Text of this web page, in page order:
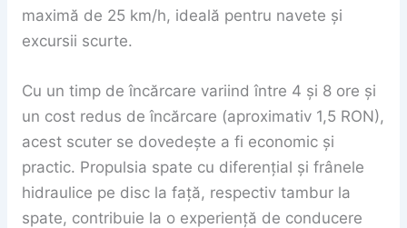
maximă de 25 km/h, ideală pentru navete și
excursii scurte.
Cu un timp de încărcare variind între 4 și 8 ore și
un cost redus de încărcare (aproximativ 1,5 RON),
acest scuter se dovedește a fi economic și
practic. Propulsia spate cu diferențial și frânele
hidraulice pe disc la față, respectiv tambur la
spate, contribuie la o experiență de conducere